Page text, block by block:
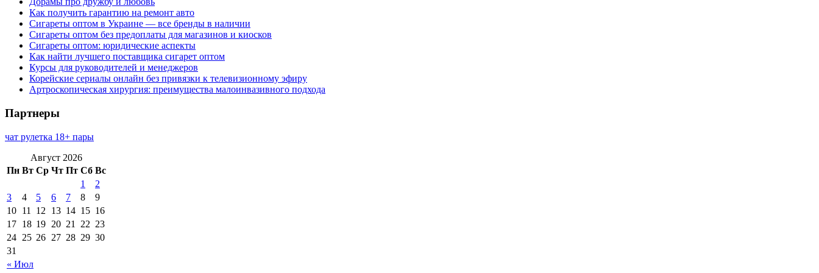
Как получить гарантию на ремонт авто
Сигареты оптом в Украине — все бренды в наличии
Сигареты оптом без предоплаты для магазинов и киосков
Сигареты оптом: юридические аспекты
Как найти лучшего поставщика сигарет оптом
Курсы для руководителей и менеджеров
Корейские сериалы онлайн без привязки к телевизионному эфиру
Артроскопическая хирургия: преимущества малоинвазивного подхода
Партнеры
чат рулетка 18+ пары
Август 2026
Пн Вт Ср Чт Пт Сб Вс
« Июл
1
2
3
4 5 6 7 8
9
10 11 12 13 14 15 16
17 18 19 20 21 22 23
24 25 26 27 28 29 30
31